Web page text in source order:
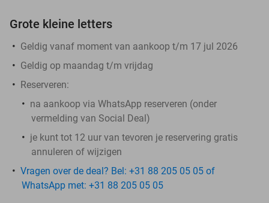
Grote kleine letters
Geldig vanaf moment van aankoop t/m 17 jul 2026
Geldig op maandag t/m vrijdag
Reserveren:
na aankoop via WhatsApp reserveren (onder
vermelding van Social Deal)
je kunt tot 12 uur van tevoren je reservering gratis
annuleren of wijzigen
Vragen over de deal? Bel: +31 88 205 05 05 of
WhatsApp met: +31 88 205 05 05